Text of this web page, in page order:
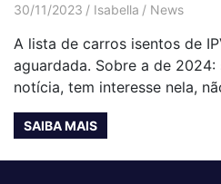
30/11/2023 Isabella News
A lista de carros isentos de
aguardada. Sobre a de
notícia, tem interesse nela,
SAIBA MAIS